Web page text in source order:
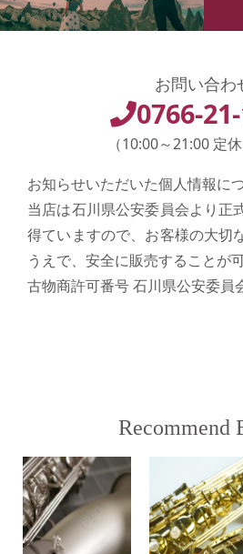
お問い合わ
0766-
（10:00～21:00 定
お知らせいただいた個人情報に
当店は石川県公安委員会より正
得ていますので、お客様の大切
うえで、安全に販売することが可
古物商許可番号 石川県公安委員
Recommend